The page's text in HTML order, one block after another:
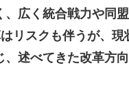
広く統合戦力や同
リスクも伴うが、
述べてきた改革方